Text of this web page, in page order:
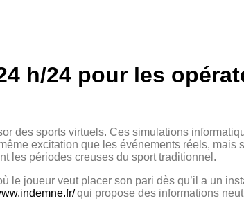
h/24 pour les
des sports virtuels. Ces simulations
excitation que les événements réels, mais
les périodes creuses du sport traditionnel.
joueur veut placer son pari dès qu’il a un
qui propose des informations